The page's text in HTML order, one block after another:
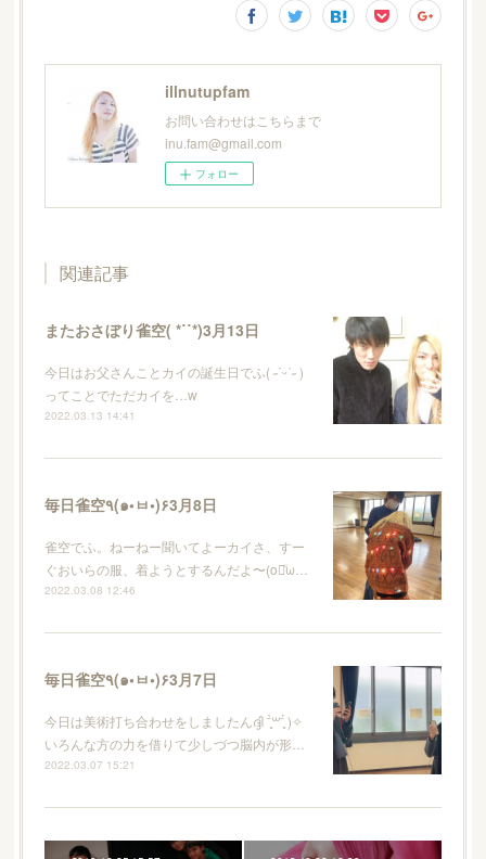
illnutupfam
お問い合わせはこちらまで
inu.fam@gmail.com
フォロー
関連記事
またおさぼり雀空( *˙˙*)3月13日
今日はお父さんことカイの誕生日でふ( ˶˙ᵕ˙˶ )
ってことでただカイを…w
2022.03.13 14:41
毎日雀空٩(๑•ㅂ•)۶3月8日
雀空でふ。ねーねー聞いてよーカイさ、すー
ぐおいらの服、着ようとするんだよ〜(o꒪ͧω…
2022.03.08 12:46
毎日雀空٩(๑•ㅂ•)۶3月7日
今日は美術打ち合わせをしましたんദ്ദി ˉ͈̀꒳ˉ͈́ )✧
いろんな方の力を借りて少しづつ脳内が形…
2022.03.07 15:21